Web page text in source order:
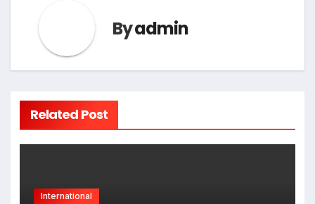
Byadmin
Related Post
International